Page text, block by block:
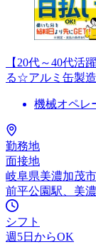
【20代～40代
る☆アルミ缶製
機械オペレ
勤務地
面接地
岐阜県美濃加茂
前平公園駅、美
シフト
週5日からOK